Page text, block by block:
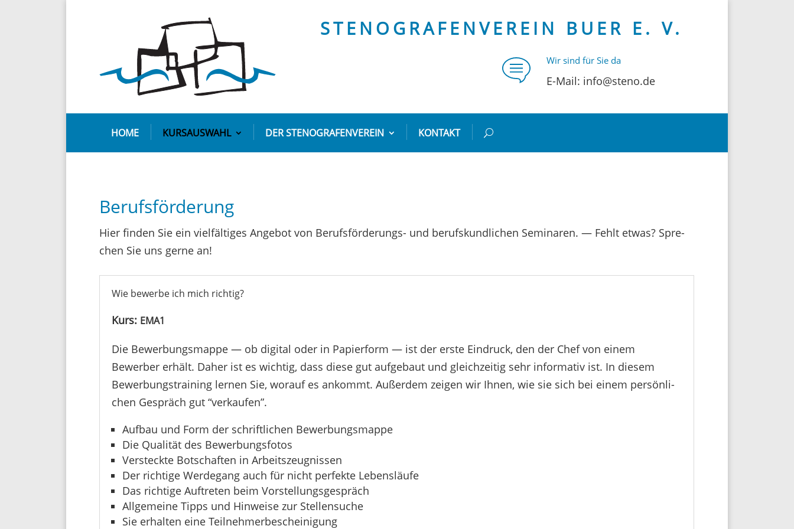
STENOGRAFENVEREIN BUER E. V.
Wir sind für Sie da
E-Mail: info@steno.de
HOME KURSAUSWAHL DER STENOGRAFENVEREIN KONTAKT
Berufsförderung
Hier finden Sie ein viel­fäl­tiges Angebot von Berufs­för­de­rungs- und berufs­kund­li­chen Semi­naren. — Fehlt etwas? Spre­
chen Sie uns gerne an!
Wie bewerbe ich mich richtig?
Kurs: EMA1
Die Bewer­bungs­mappe — ob digital oder in Papier­form — ist der erste Eindruck, den der Chef von einem
Bewerber erhält. Daher ist es wichtig, dass diese gut aufge­baut und gleich­zeitig sehr infor­mativ ist. In diesem
Bewer­bungs­trai­ning lernen Sie, worauf es ankommt. Außerdem zeigen wir Ihnen, wie sie sich bei einem persön­li­
chen Gespräch gut “verkaufen”.
Aufbau und Form der schrift­li­chen Bewerbungsmappe
Die Qualität des Bewerbungsfotos
Versteckte Botschaften in Arbeitszeugnissen
Der rich­tige Werde­gang auch für nicht perfekte Lebensläufe
Das rich­tige Auftreten beim Vorstellungsgespräch
Allge­meine Tipps und Hinweise zur Stellensuche
Sie erhalten eine Teilnehmerbescheinigung